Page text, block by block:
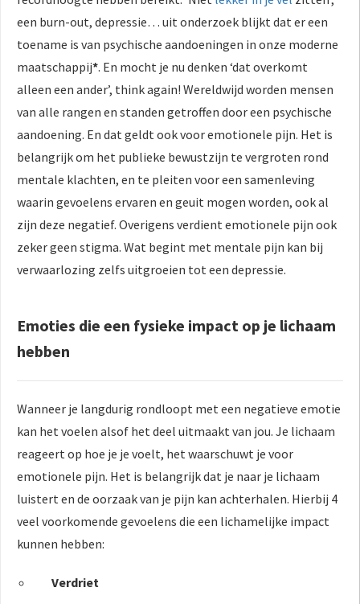
een burn-out, depressie… uit onderzoek blijkt dat er een
toename is van psychische aandoeningen in onze moderne
maatschappij*. En mocht je nu denken ‘dat overkomt
alleen een ander’, think again! Wereldwijd worden mensen
van alle rangen en standen getroffen door een psychische
aandoening. En dat geldt ook voor emotionele pijn. Het is
belangrijk om het publieke bewustzijn te vergroten rond
mentale klachten, en te pleiten voor een samenleving
waarin gevoelens ervaren en geuit mogen worden, ook al
zijn deze negatief. Overigens verdient emotionele pijn ook
zeker geen stigma. Wat begint met mentale pijn kan bij
verwaarlozing zelfs uitgroeien tot een depressie.
Emoties die een fysieke impact op je lichaam
hebben
Wanneer je langdurig rondloopt met een negatieve emotie
kan het voelen alsof het deel uitmaakt van jou. Je lichaam
reageert op hoe je je voelt, het waarschuwt je voor
emotionele pijn. Het is belangrijk dat je naar je lichaam
luistert en de oorzaak van je pijn kan achterhalen. Hierbij 4
veel voorkomende gevoelens die een lichamelijke impact
kunnen hebben:
Verdriet